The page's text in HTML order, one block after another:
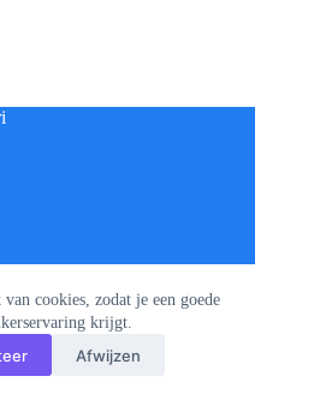
cookies, zodat je een goede
krijgt.
Afwijzen
4313 42